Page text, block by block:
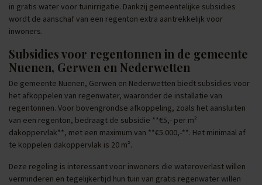
in gratis water voor tuinirrigatie. Dankzij gemeentelijke subsidies
wordt de aanschaf van een regenton extra aantrekkelijk voor
inwoners.
Subsidies voor regentonnen in de gemeente
Nuenen, Gerwen en Nederwetten
De gemeente Nuenen, Gerwen en Nederwetten biedt subsidies voor
het afkoppelen van regenwater, waaronder de installatie van
regentonnen. Voor bovengrondse afkoppeling, zoals het aansluiten
van een regenton, bedraagt de subsidie **€5,- per m²
dakoppervlak**, met een maximum van **€5.000,-**. Het minimaal af
te koppelen dakoppervlak is 20 m².
Deze regeling is interessant voor inwoners die wateroverlast willen
verminderen en tegelijkertijd hun tuin van gratis regenwater willen